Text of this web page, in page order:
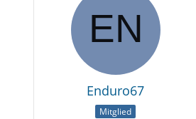
Enduro67
Mitglied